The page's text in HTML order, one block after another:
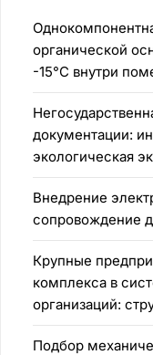
органической
-15°C внутри
документации:
экологическая
Внедрение
сопровождение
Крупные
комплекса в
организаций:
Подбор